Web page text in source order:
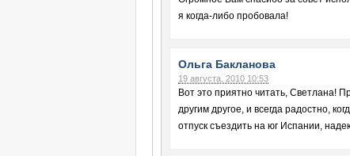
я когда-либо пробовала!
Ольга Бакланова
19 августа, 2010 10:53
Вот это приятно читать, Светлана!
другим другое, и всегда радостно,
отпуск съездить на юг Испании,